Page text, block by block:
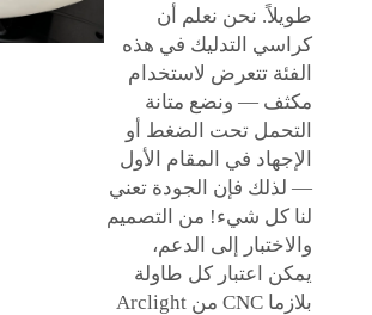
طويلاً. نحن نعلم أن
كراسي التدليك في هذه
الفئة تتعرض لاستخدام
مكثف — ونضع متانة
التحمل تحت الضغط أو
الإجهاد في المقام الأول
— لذلك فإن الجودة تعني
لنا كل شيء! من التصميم
والاختبار إلى الدعم،
يمكن اعتبار كل طاولة
بلازما CNC من Arclight